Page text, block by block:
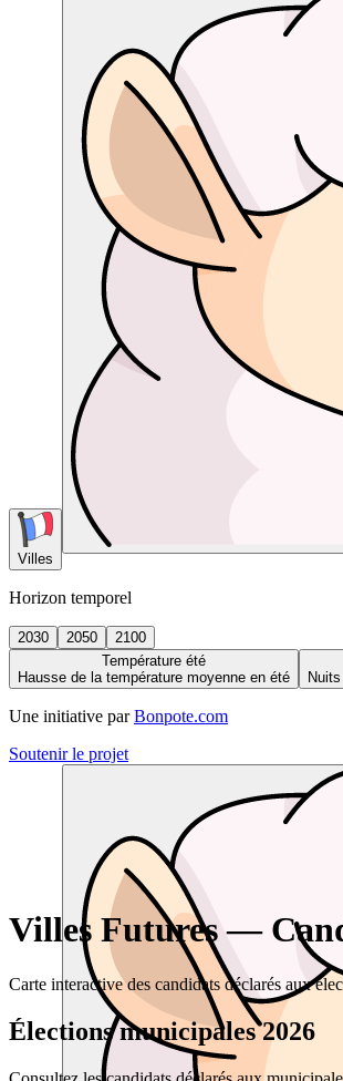
Villes
Horizon temporel
2030 2050
2100
Température été
Hausse de la température moyenne en été
Une initiative par Bonpote.com
Soutenir le projet
Villes Futures —
Carte interactive des candidats déclarés aux
Élections municipales 2026